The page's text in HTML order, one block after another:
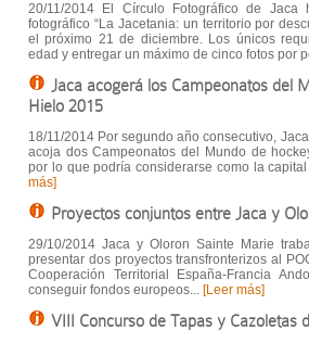
20/11/2014 El Círculo Fotográfico de Jaca
fotográfico “La Jacetania: un territorio por
el próximo 21 de diciembre. Los únicos
edad y entregar un máximo de cinco fotos por
Jaca acogerá los Campeonatos del
Hielo 2015
18/11/2014 Por segundo año consecutivo,
acoja dos Campeonatos del Mundo de
por lo que podría considerarse como la
más]
Proyectos conjuntos entre Jaca y
29/10/2014 Jaca y Oloron Sainte Marie
presentar dos proyectos transfronterizos al
Cooperación Territorial España-Francia
conseguir fondos europeos... [Leer más]
VIII Concurso de Tapas y Cazoletas